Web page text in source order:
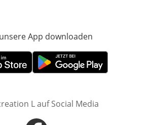
App downloaden
Fenster
Öffnet in neuem Fenster
L auf Social Media